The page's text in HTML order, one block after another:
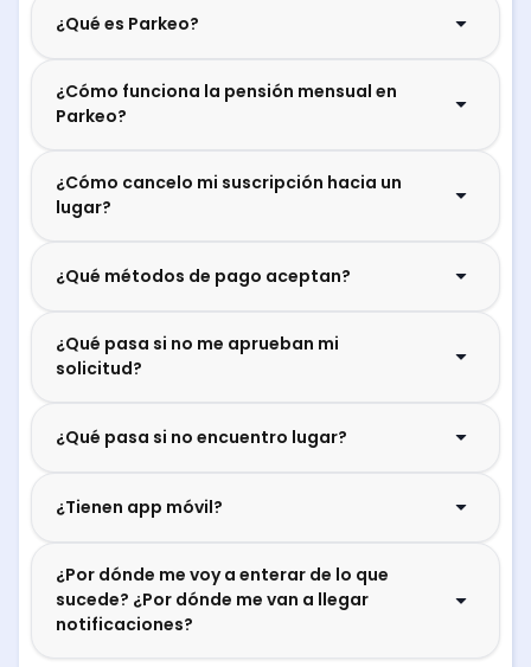
¿Qué es Parkeo?
¿Cómo funciona la pensión mensual en
Parkeo?
¿Cómo cancelo mi suscripción hacia un
lugar?
¿Qué métodos de pago aceptan?
¿Qué pasa si no me aprueban mi
solicitud?
¿Qué pasa si no encuentro lugar?
¿Tienen app móvil?
¿Por dónde me voy a enterar de lo que
sucede? ¿Por dónde me van a llegar
notificaciones?